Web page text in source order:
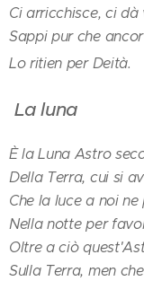
Ci arricchisce, ci dà
Sappi pur che
Lo ritien per Deità.
La luna
È la Luna Astro
Della Terra, cui si
Che la luce a noi ne
Nella notte per
Oltre a ciò
Sulla Terra, men